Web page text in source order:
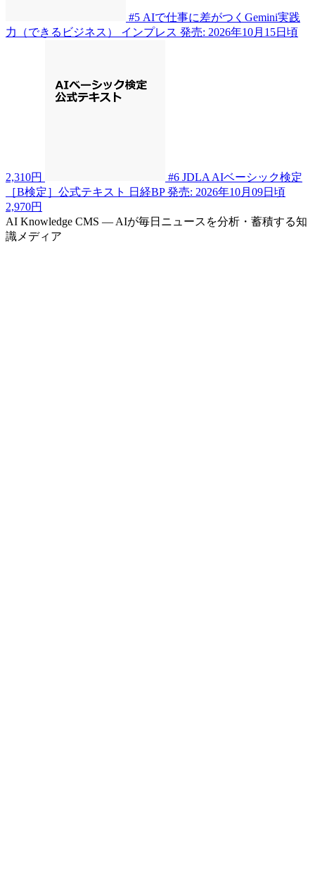
#5 AIで仕事に差がつくGemini実践
力（できるビジネス）
インプレス 発売: 2026年10月15日頃
2,310円 #6 JDLA AIベーシック検定
［B検定］公式テキスト
日経BP 発売: 2026年10月09日頃
2,970円
AI Knowledge CMS — AIが毎日ニュースを分析・蓄積する知
識メディア